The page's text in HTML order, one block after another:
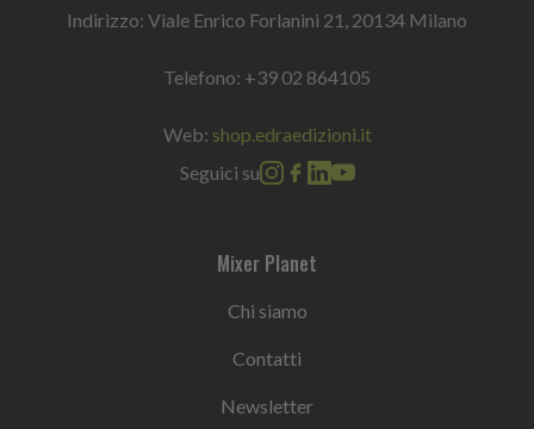
Indirizzo: Viale Enrico Forlanini 21, 20134 Milano
Telefono: +39 02 864105
Web: shop.edraedizioni.it
Seguici su
Mixer Planet
Chi siamo
Contatti
Newsletter